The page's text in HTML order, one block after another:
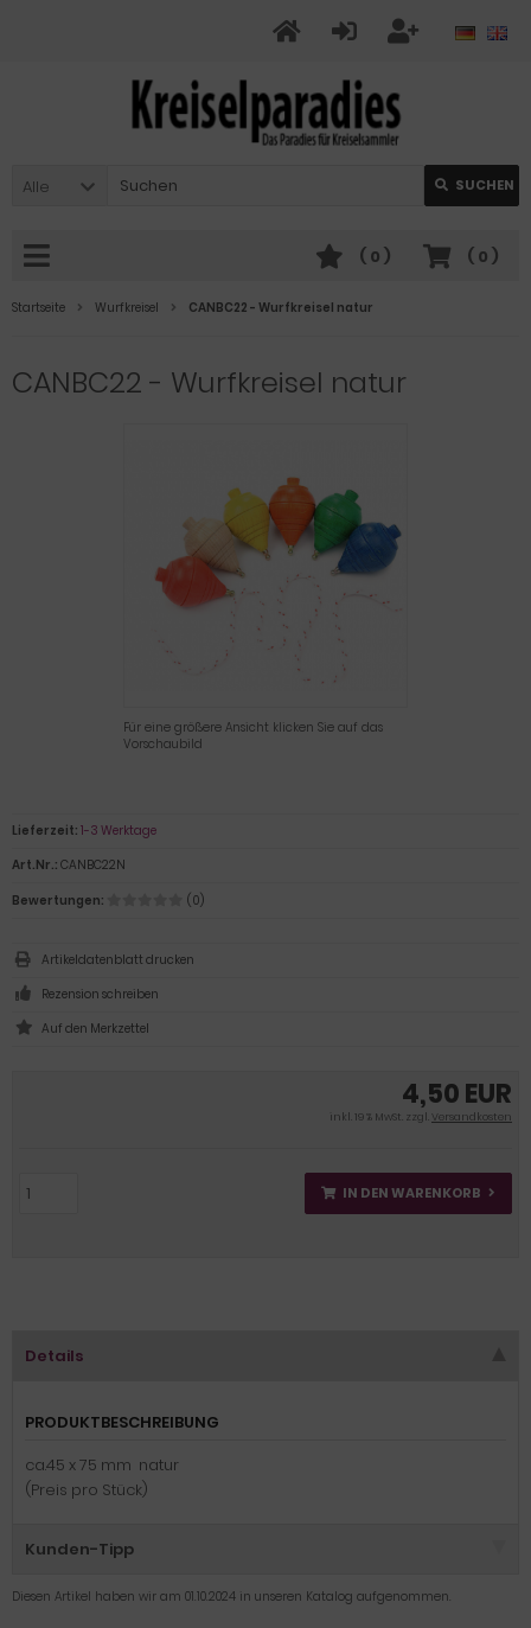
Alle SUCHEN
( 0 )
( 0 )
Startseite Wurfkreisel CANBC22 - Wurfkreisel natur
CANBC22 - Wurfkreisel natur
Für eine größere Ansicht klicken Sie auf das
Vorschaubild
4,50 EUR
inkl. 19 % MwSt. zzgl.Versandkosten
IN DEN WARENKORB
Lieferzeit: 1-3 Werktage
Art.Nr.: CANBC22N
Bewertungen:
(0)
Artikeldatenblatt drucken
Rezension schreiben
Details
PRODUKTBESCHREIBUNG
ca.45 x 75 mm natur
(Preis pro Stück)
Kunden-Tipp
Diesen Artikel haben wir am 01.10.2024 in unseren Katalog aufgenommen.